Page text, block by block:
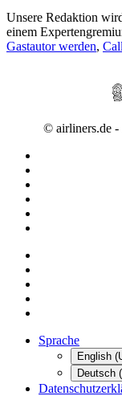
Unsere Redaktion
einem
Gastautor werden,
© airliners.de -
Sprache
English
Deutsch